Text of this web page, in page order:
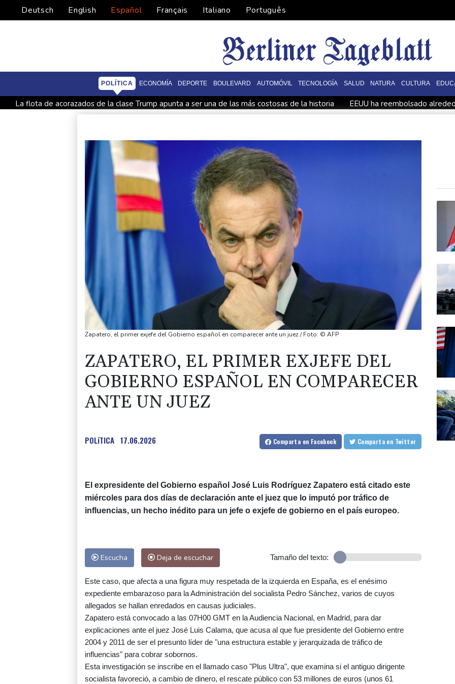
Deutsch English Español Français Italiano Português
POLÍTICA ECONOMÍA DEPORTE BOULEVARD AUTOMÓVIL TECNOLOGÍA SALUD NATURA CULTURA
La flota de acorazados de la clase Trump apunta a ser una de las más costosas de la historia
EEUU ha reembolsado
El gobierno de Colombia alerta sobre posibles "actos de terrorismo" durante la investidura presidencial
Alemania alerta sobre una "nueva amenaza" tras un incidente en un aeropuerto clave para los envíos a Ucrania
Finaliza la erupción del volcán de Fuego en Guatemala, que forzó a una evacuación masiva
EEUU suspende importaciones
Zapatero, el primer exjefe del Gobierno español en comparecer ante un juez / Foto: © AFP
ZAPATERO, EL PRIMER EXJEFE DEL
GOBIERNO ESPAÑOL EN COMPARECER
ANTE UN JUEZ
POLíTICA 17.06.2026 Comparta en Facebook Comparta en Twitter
El expresidente del Gobierno español José Luis Rodríguez Zapatero está citado este
miércoles para dos días de declaración ante el juez que lo imputó por tráfico de
influencias, un hecho inédito para un jefe o exjefe de gobierno en el país europeo.
Escucha Deja de escuchar Tamaño del texto:
Este caso, que afecta a una figura muy respetada de la izquierda en España, es el enésimo
expediente embarazoso para la Administración del socialista Pedro Sánchez, varios de cuyos
allegados se hallan enredados en causas judiciales.
Zapatero está convocado a las 07H00 GMT en la Audiencia Nacional, en Madrid, para dar
explicaciones ante el juez José Luis Calama, que acusa al que fue presidente del Gobierno entre
2004 y 2011 de ser el presunto líder de "una estructura estable y jerarquizada de tráfico de
influencias" para cobrar sobornos.
Esta investigación se inscribe en el llamado caso "Plus Ultra", que examina si el antiguo dirigente
socialista favoreció, a cambio de dinero, el rescate público con 53 millones de euros (unos 61